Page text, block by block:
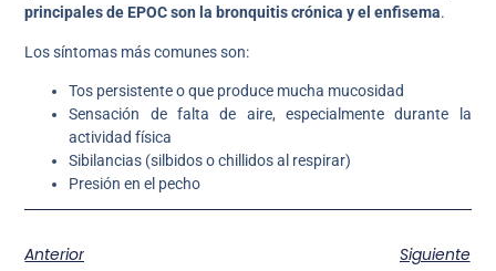
principales de EPOC son la bronquitis crónica y el enfisema.
Los síntomas más comunes son:
Tos persistente o que produce mucha mucosidad
Sensación de falta de aire, especialmente durante la
actividad física
Sibilancias (silbidos o chillidos al respirar)
Presión en el pecho
Anterior Siguiente